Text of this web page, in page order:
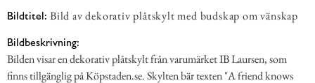
Bildtitel: Bild av dekorativ plåtskylt med budskap om vänskap
Bildbeskrivning:
Bilden visar en dekorativ plåtskylt från varumärket IB Laursen, som
finns tillgänglig på Köpstaden.se. Skylten bär texten "A friend knows